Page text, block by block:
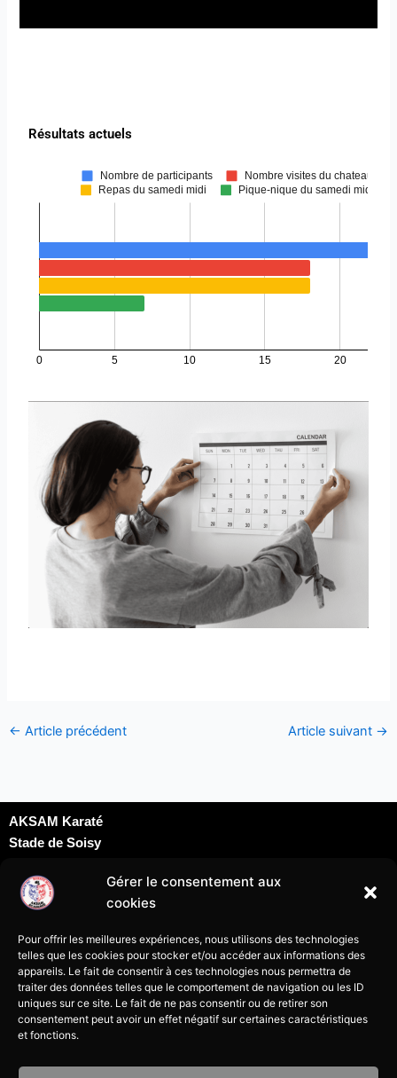
Gérer le consentement aux
cookies
Pour offrir les meilleures expériences, nous utilisons des technologies
telles que les cookies pour stocker et/ou accéder aux informations des
appareils. Le fait de consentir à ces technologies nous permettra de
traiter des données telles que le comportement de navigation ou les ID
uniques sur ce site. Le fait de ne pas consentir ou de retirer son
consentement peut avoir un effet négatif sur certaines caractéristiques
et fonctions.
Résultats actuels
← Article précédent Article suivant →
AKSAM Karaté
Stade de Soisy
Rue du docteur Schweitzer
95230 Soisy sous Montmorency
07 69 24 09 69